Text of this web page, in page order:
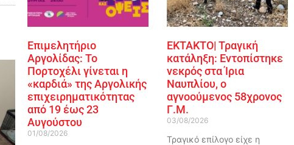
Επιμελητήριο
Αργολίδας: Το
Πορτοχέλι γίνεται η
«καρδιά» της Αργολικής
επιχειρηματικότητας
από 19 έως 23
Αυγούστου
01/08/2026
ΕΚΤΑΚΤΟ| Τραγική
κατάληξη: Εντοπίστηκε
νεκρός στα Ίρια
Ναυπλίου, ο
αγνοούμενος 58χρονος
Γ.Μ.
03/08/2026
Τραγικό επίλογο είχε η